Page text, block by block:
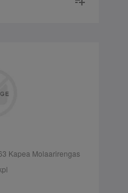
Kapea Molaarirengas